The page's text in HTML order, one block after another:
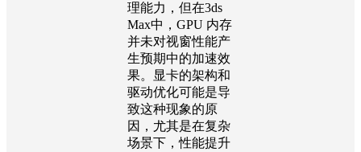
理能力，但在3ds
Max中，GPU 内存
并未对视窗性能产
生预期中的加速效
果。显卡的架构和
驱动优化可能是导
致这种现象的原
因，尤其是在复杂
场景下，性能提升